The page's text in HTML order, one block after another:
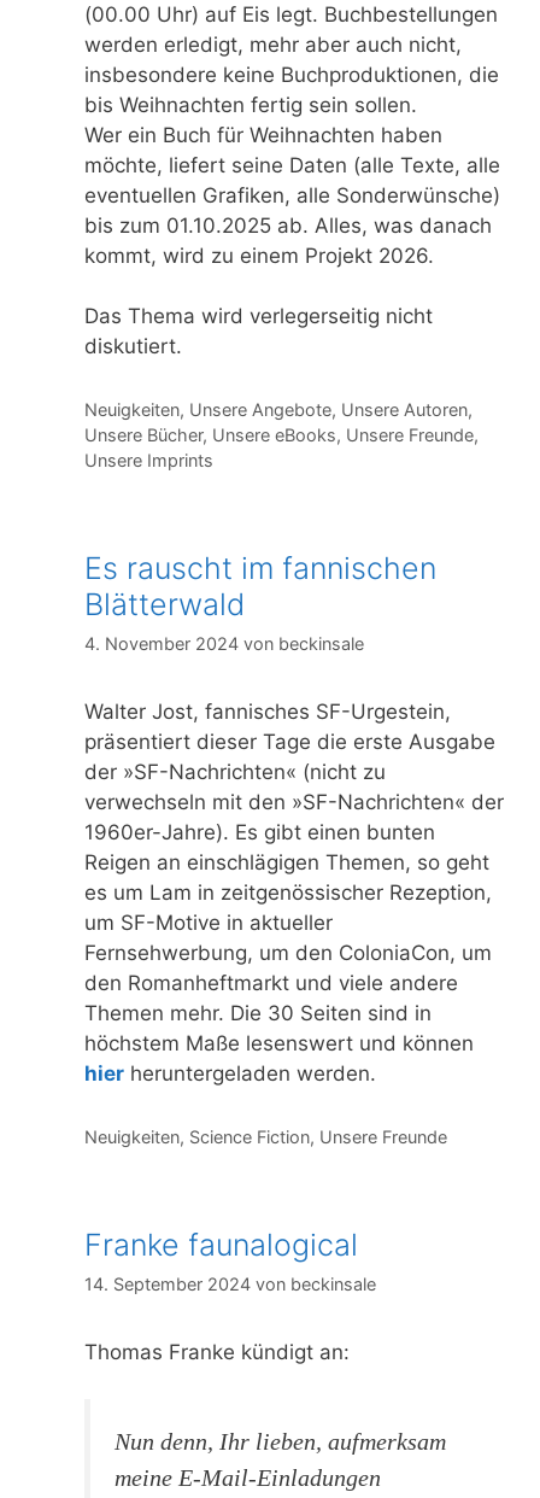
(00.00 Uhr) auf Eis legt. Buchbestellungen
werden erledigt, mehr aber auch nicht,
insbesondere keine Buchproduktionen, die
bis Weihnachten fertig sein sollen.
Wer ein Buch für Weihnachten haben
möchte, liefert seine Daten (alle Texte, alle
eventuellen Grafiken, alle Sonderwünsche)
bis zum 01.10.2025 ab. Alles, was danach
kommt, wird zu einem Projekt 2026.
Das Thema wird verlegerseitig nicht
diskutiert.
Kategorien
Neuigkeiten, Unsere Angebote, Unsere Autoren,
Unsere Bücher, Unsere eBooks, Unsere Freunde,
Unsere Imprints
Es rauscht im fannischen
Blätterwald
4. November 2024 von beckinsale
Walter Jost, fannisches SF-Urgestein,
präsentiert dieser Tage die erste Ausgabe
der »SF-Nachrichten« (nicht zu
verwechseln mit den »SF-Nachrichten« der
1960er-Jahre). Es gibt einen bunten
Reigen an einschlägigen Themen, so geht
es um Lam in zeitgenössischer Rezeption,
um SF-Motive in aktueller
Fernsehwerbung, um den ColoniaCon, um
den Romanheftmarkt und viele andere
Themen mehr. Die 30 Seiten sind in
höchstem Maße lesenswert und können
hier heruntergeladen werden.
Kategorien
Neuigkeiten, Science Fiction, Unsere Freunde
Franke faunalogical
14. September 2024 von beckinsale
Thomas Franke kündigt an:
Nun denn, Ihr lieben, aufmerksam
meine E-Mail-Einladungen